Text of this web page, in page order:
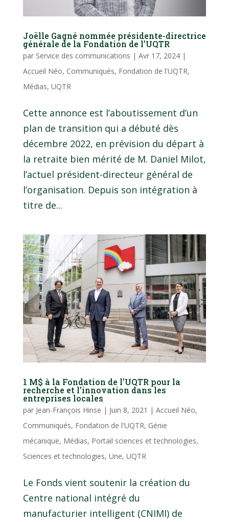
Joëlle Gagné nommée présidente-directrice
générale de la Fondation de l’UQTR
par Service des communications | Avr 17, 2024|
Accueil Néo, Communiqués, Fondation de l'UQTR,
Médias, UQTR
Cette annonce est l’aboutissement d’un
plan de transition qui a débuté dès
décembre 2022, en prévision du départ à
la retraite bien mérité de M. Daniel Milot,
l’actuel président-directeur général de
l’organisation. Depuis son intégration à
titre de...
1 M$ à la Fondation de l’UQTR pour la
recherche et l’innovation dans les
entreprises locales
par Jean-François Hinse | Juin 8, 2021 | Accueil Néo,
Communiqués, Fondation de l'UQTR, Génie
mécanique, Médias, Portail sciences et technologies,
Sciences et technologies, Une, UQTR
Le Fonds vient soutenir la création du
Centre national intégré du
manufacturier intelligent (CNIMI) de